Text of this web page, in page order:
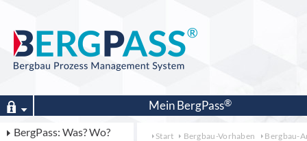
MeinBergPass
BergPass: Was? Wo?
Start Bergbau-Vorhaben Bergbau-